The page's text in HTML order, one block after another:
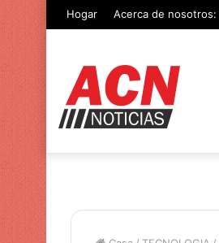
Hogar Acerca de nosotros: